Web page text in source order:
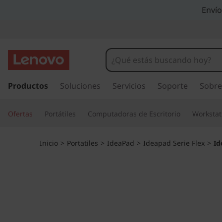
e
a
P
a
r
c
Productos Soluciones Servicios Soporte
Ofertas Portátiles Computadoras de Escritorio
Inicio > Portatiles > IdeaPad > Ideapad Serie Flex >